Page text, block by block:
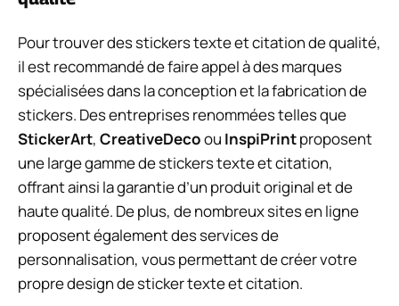
Pour trouver des stickers texte et citation de qualité,
il est recommandé de faire appel à des marques
spécialisées dans la conception et la fabrication de
stickers. Des entreprises renommées telles que
StickerArt, CreativeDecoou InspiPrintproposent
une large gamme de stickers texte et citation,
offrant ainsi la garantie d’un produit original et de
haute qualité. De plus, de nombreux sites en ligne
proposent également des services de
personnalisation, vous permettant de créer votre
propre design de sticker texte et citation.